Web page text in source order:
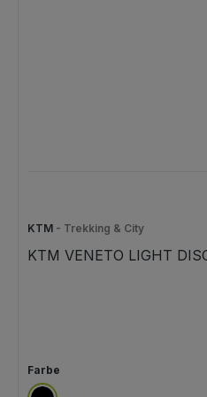
KTM - Trekking & City
KTM VENETO LIGHT
Farbe